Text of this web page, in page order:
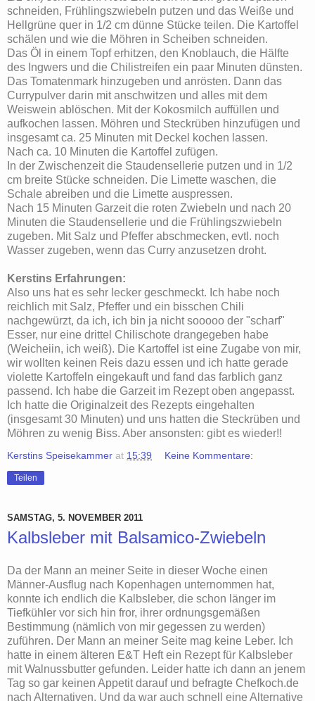
schneiden, Frühlingszwiebeln putzen und das Weiße und
Hellgrüne quer in 1/2 cm dünne Stücke teilen. Die Kartoffel
schälen und wie die Möhren in Scheiben schneiden.
Das Öl in einem Topf erhitzen, den Knoblauch, die Hälfte
des Ingwers und die Chilistreifen ein paar Minuten dünsten.
Das Tomatenmark hinzugeben und anrösten. Dann das
Currypulver darin mit anschwitzen und alles mit dem
Weiswein ablöschen. Mit der Kokosmilch auffüllen und
aufkochen lassen. Möhren und Steckrüben hinzufügen und
insgesamt ca. 25 Minuten mit Deckel kochen lassen.
Nach ca. 10 Minuten die Kartoffel zufügen.
In der Zwischenzeit die Staudensellerie putzen und in 1/2
cm breite Stücke schneiden. Die Limette waschen, die
Schale abreiben und die Limette auspressen.
Nach 15 Minuten Garzeit die roten Zwiebeln und nach 20
Minuten die Staudensellerie und die Frühlingszwiebeln
zugeben. Mit Salz und Pfeffer abschmecken, evtl. noch
Wasser zugeben, wenn das Curry anzusetzen droht.
Kerstins Erfahrungen:
Also uns hat es sehr lecker geschmeckt. Ich habe noch
reichlich mit Salz, Pfeffer und ein bisschen Chili
nachgewürzt, da ich, ich bin ja nicht sooooo der "scharf"
Esser, nur eine drittel Chilischote drangegeben habe
(Weicheiin, ich weiß). Die Kartoffel ist eine Zugabe von mir,
wir wollten keinen Reis dazu essen und ich hatte gerade
violette Kartoffeln eingekauft und fand das farblich ganz
passend. Ich habe die Garzeit im Rezept oben angepasst.
Ich hatte die Originalzeit des Rezepts eingehalten
(insgesamt 30 Minuten) und uns hatten die Steckrüben und
Möhren zu wenig Biss. Aber ansonsten: gibt es wieder!!
Kerstins Speisekammer at 15:39 Keine Kommentare:
Teilen
SAMSTAG, 5. NOVEMBER 2011
Kalbsleber mit Balsamico-Zwiebeln
Da der Mann an meiner Seite in dieser Woche einen
Männer-Ausflug nach Kopenhagen unternommen hat,
konnte ich endlich die Kalbsleber, die schon länger im
Tiefkühler vor sich hin fror, ihrer ordnungsgemäßen
Bestimmung (nämlich von mir gegessen zu werden)
zuführen. Der Mann an meiner Seite mag keine Leber. Ich
hatte in einem älteren E&T Heft ein Rezept für Kalbsleber
mit Walnussbutter gefunden. Leider hatte ich dann an jenem
Tag so gar keinen Appetit darauf und befragte Chefkoch.de
nach Alternativen. Und da war auch schnell eine Alternative